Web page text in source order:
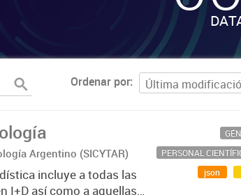
Ordenar por
Argentino (SICYTAR)
incluye a todas las
I+D así como a aquellas
json